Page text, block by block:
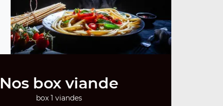
Nos box viande
box 1 viandes